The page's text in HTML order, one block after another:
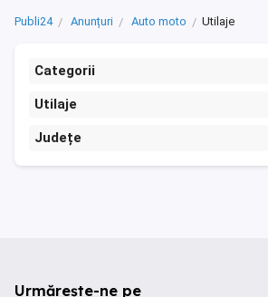
Publi24 Anunțuri Auto moto Utilaje
Categorii
Utilaje
Județe
Urmărește-ne pe